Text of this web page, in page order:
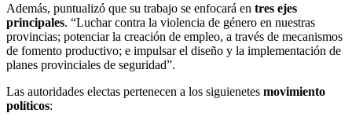
Además, puntualizó que su trabajo se enfocará en tres ejes
principales. “Luchar contra la violencia de género en nuestras
provincias; potenciar la creación de empleo, a través de mecanismos
de fomento productivo; e impulsar el diseño y la implementación de
planes provinciales de seguridad”.
Las autoridades electas pertenecen a los siguienetes movimiento
políticos: